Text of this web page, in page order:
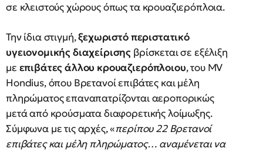
σε κλειστούς χώρους όπως τα κρουαζιερόπλοια.
Την ίδια στιγμή,ξεχωριστό περιστατικό
υγειονομικής διαχείρισης βρίσκεται σε εξέλιξη
με επιβάτες άλλου κρουαζιερόπλοιου, του MV
Hondius, όπου Βρετανοί επιβάτες και μέλη
πληρώματος επαναπατρίζονται αεροπορικώς
μετά από κρούσματα διαφορετικής λοίμωξης.
Σύμφωνα με τις αρχές, «περίπου 22 Βρετανοί
επιβάτες και μέλη πληρώματος… αναμένεται να